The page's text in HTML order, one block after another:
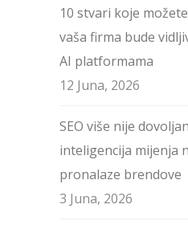
10 stvari koje
vaša firma bude
AI platformama
12 Juna, 2026
SEO više nije
inteligencija mijenja
pronalaze brendove
3 Juna, 2026